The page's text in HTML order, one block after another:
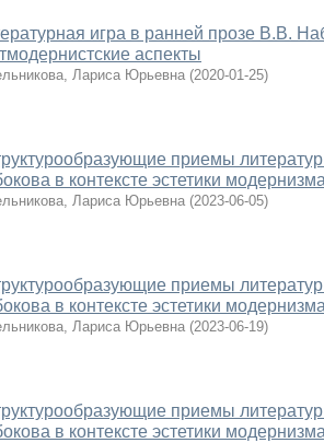
игра в ранней прозе В.В.
аспекты
Лариса Юрьевна (2020-01-25)
приемы
в контексте эстетики
Лариса Юрьевна (2023-06-05)
приемы
в контексте эстетики
Лариса Юрьевна (2023-06-19)
приемы
в контексте эстетики